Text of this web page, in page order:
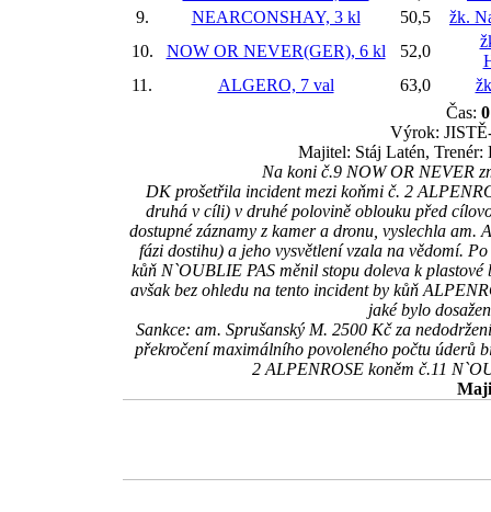
9.
NEARCONSHAY, 3 kl 50,5
žk.
10.
NOW OR NEVER(GER), 6 kl 52,0
11.
ALGERO, 7 val 63,0
Čas:
Výrok:
Majitel: Stáj Latén,
Na koni č.9 NOW OR NEVER
DK prošetřila incident mezi koňmi č. 2
druhá v cíli) v druhé polovině oblouku před
dostupné záznamy z kamer a dronu, vyslechla am.
fázi dostihu) a jeho vysvětlení vzala na vědomí.
kůň N`OUBLIE PAS měnil stopu doleva k
avšak bez ohledu na tento incident by kůň
jaké bylo
Sankce: am. Sprušanský M. 2500 Kč za
překročení maximálního povoleného počtu úderů
2 ALPENROSE koněm č.11